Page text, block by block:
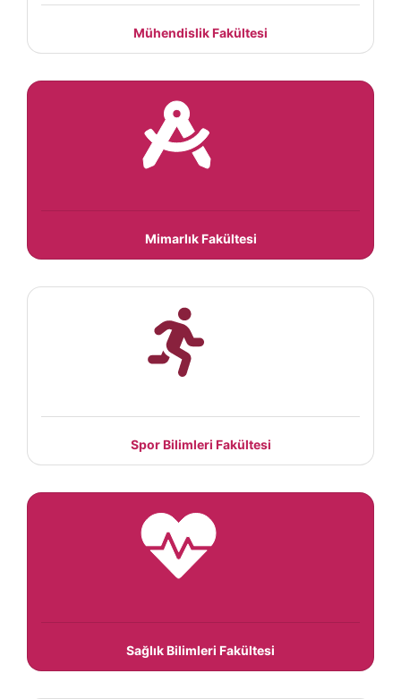
Mühendislik Fakültesi
Mimarlık Fakültesi
Spor Bilimleri Fakültesi
Sağlık Bilimleri Fakültesi